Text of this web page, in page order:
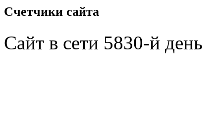
Счетчики сайта
Сайт в сети 5830-й день